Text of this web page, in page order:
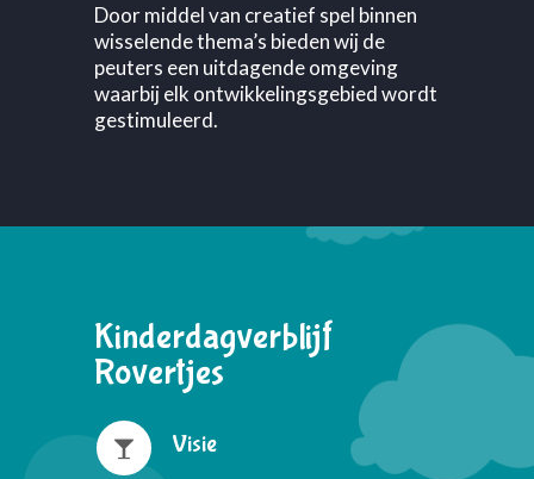
Door middel van creatief spel binnen
wisselende thema’s bieden wij de
peuters een uitdagende omgeving
waarbij elk ontwikkelingsgebied wordt
gestimuleerd.
Kinderdagverblijf
Rovertjes
Visie